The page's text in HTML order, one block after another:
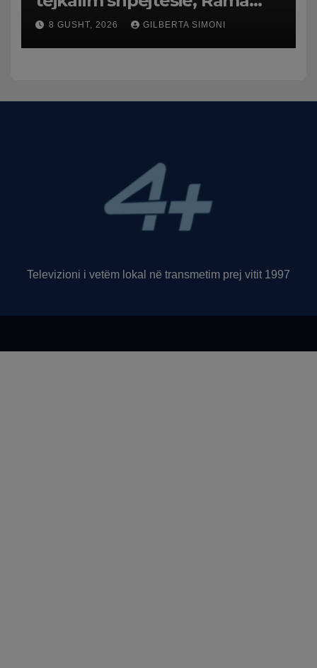
publikon videon: Kamerat e
trafikut së shpejti në
funksion
8 GUSHT, 2026 GILBERTA SIMONI
Televizioni i vetëm lokal në transmetim prej vitit 1997